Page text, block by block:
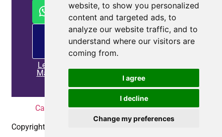
website, to show you personalized
content and targeted ads, to
analyze our website traffic, and to
understand where our visitors are
coming from.
I agree
I decline
Change my preferences
Leia
Mais
Casa Política de Privacidade|Contate-nos
Copyright © 2010-2025